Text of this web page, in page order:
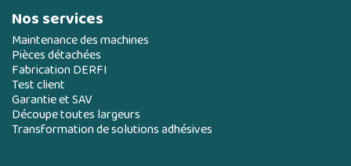
Nos services
Maintenance des machines
Pièces détachées
Fabrication DERFI
Test client
Garantie et SAV
Découpe toutes largeurs
Transformation de solutions adhésives